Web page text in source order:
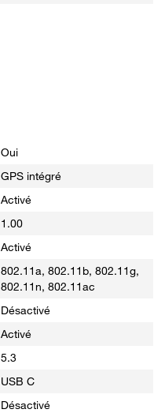
Oui
GPS intégré
Activé
1.00
Activé
802.11a, 802.11b, 802.11g,
802.11n, 802.11ac
Désactivé
Activé
5.3
USB C
Désactivé